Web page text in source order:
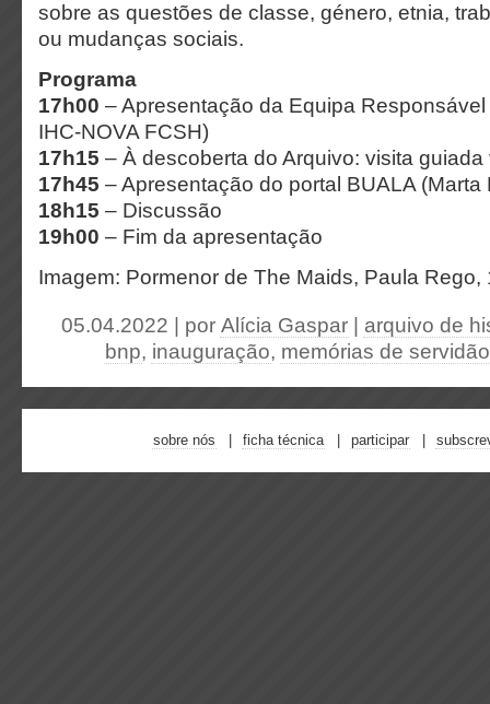
sobre as questões de classe, género, etnia,
ou mudanças sociais.
Programa
17h00 – Apresentação da Equipa
IHC-NOVA FCSH)
17h15 – À descoberta do Arquivo: visita guiada
17h45 – Apresentação do portal BUALA (Marta
18h15 – Discussão
19h00 – Fim da apresentação
Imagem: Pormenor de The Maids, Paula Rego,
05.04.2022 | por Alícia Gaspar
arquivo de
bnp, inauguração, memórias de servidão
sobre nós ficha técnica participar